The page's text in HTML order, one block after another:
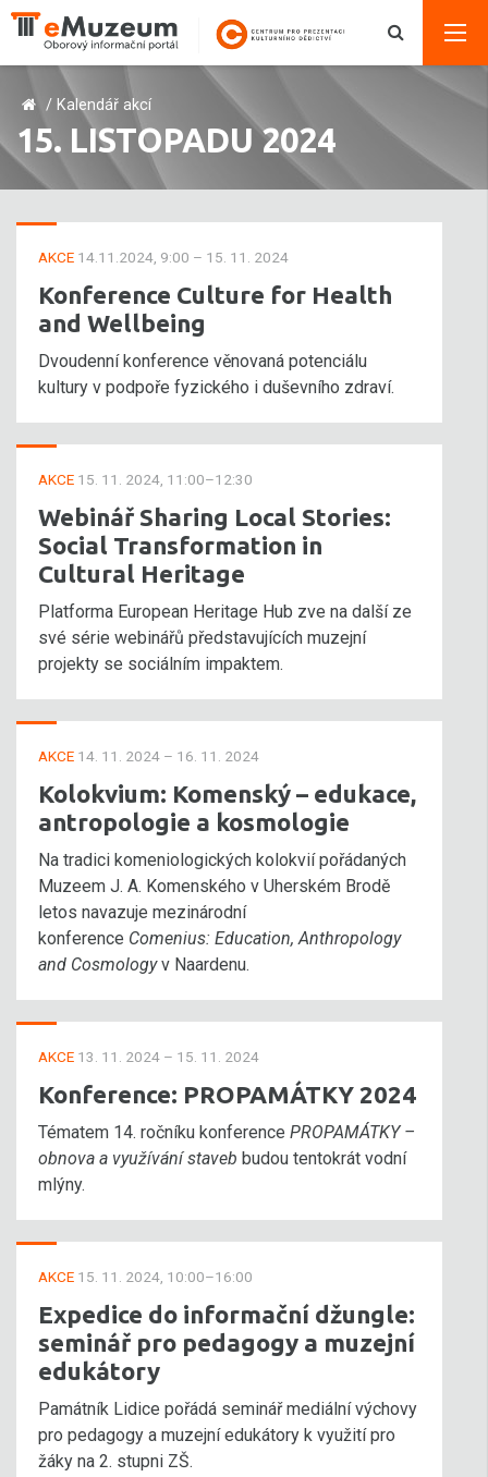
/ Kalendář akcí
15. LISTOPADU 2024
AKCE 14.11.2024, 9:00 – 15. 11. 2024
Konference Culture for Health
and Wellbeing
Dvoudenní konference věnovaná potenciálu
kultury v podpoře fyzického i duševního zdraví.
AKCE 15. 11. 2024, 11:00–12:30
Webinář Sharing Local Stories:
Social Transformation in
Cultural Heritage
Platforma European Heritage Hub zve na další ze
své série webinářů představujících muzejní
projekty se sociálním impaktem.
AKCE 14. 11. 2024 – 16. 11. 2024
Kolokvium: Komenský – edukace,
antropologie a kosmologie
Na tradici komeniologických kolokvií pořádaných
Muzeem J. A. Komenského v Uherském Brodě
letos navazuje mezinárodní
konference Comenius: Education, Anthropology
and Cosmologyv Naardenu.
AKCE 13. 11. 2024 – 15. 11. 2024
Konference: PROPAMÁTKY 2024
Tématem 14. ročníku konference PROPAMÁTKY –
obnova a využívání staveb budou tentokrát vodní
mlýny.
AKCE 15. 11. 2024, 10:00–16:00
Expedice do informační džungle:
seminář pro pedagogy a muzejní
edukátory
Památník Lidice pořádá seminář mediální výchovy
pro pedagogy a muzejní edukátory k využití pro
žáky na 2. stupni ZŠ.